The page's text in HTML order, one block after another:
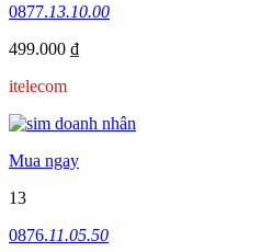
0877.13.10.00
499.000 ₫
itelecom
Mua ngay
13
0876.11.05.50